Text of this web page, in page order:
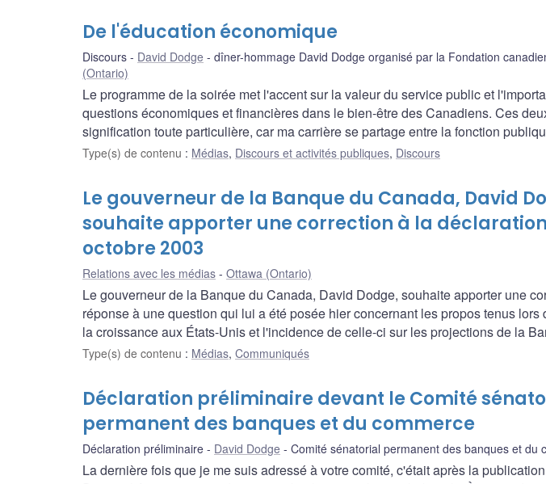
De l'éducation économique
Discours David Dodge dîner-hommage David Dodge organisé par la Fondation
(Ontario)
Le programme de la soirée met l'accent sur la valeur du service public et
questions économiques et financières dans le bien-être des Canadiens. Ces
signification toute particulière, car ma carrière se partage entre la fonction
Type(s) de contenu : Médias, Discours et activités publiques, Discours
Le gouverneur de la Banque du Canada, David
souhaite apporter une correction à la
octobre 2003
Relations avec les médias Ottawa (Ontario)
Le gouverneur de la Banque du Canada, David Dodge, souhaite apporter une
réponse à une question qui lui a été posée hier concernant les propos tenus
la croissance aux États-Unis et l'incidence de celle-ci sur les projections de la
Type(s) de contenu : Médias, Communiqués
Déclaration préliminaire devant le Comité
permanent des banques et du commerce
Déclaration préliminaire David Dodge Comité sénatorial permanent des banques et du
La dernière fois que je me suis adressé à votre comité, c'était après la